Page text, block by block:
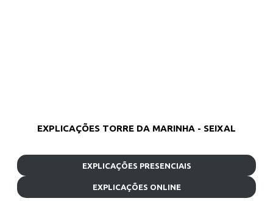
EXPLICAÇÕES TORRE DA MARINHA - SEIXAL
EXPLICAÇÕES PRESENCIAIS
EXPLICAÇÕES ONLINE